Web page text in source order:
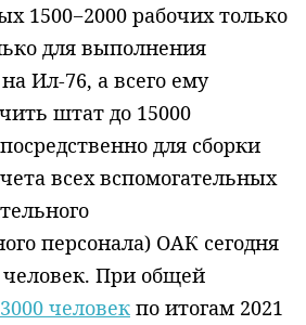
1500−2000 рабочих только
для выполнения
Ил-76, а всего ему
штат до 15000
для сборки
всех вспомогательных
персонала) ОАК сегодня
человек. При общей
человек по итогам 2021